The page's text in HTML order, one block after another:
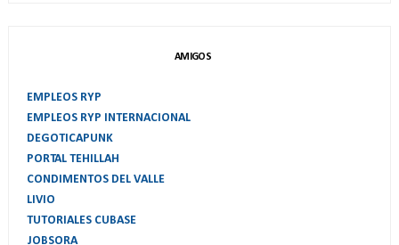
AMIGOS
EMPLEOS RYP
EMPLEOS RYP INTERNACIONAL
DEGOTICAPUNK
PORTAL TEHILLAH
CONDIMENTOS DEL VALLE
LIVIO
TUTORIALES CUBASE
JOBSORA